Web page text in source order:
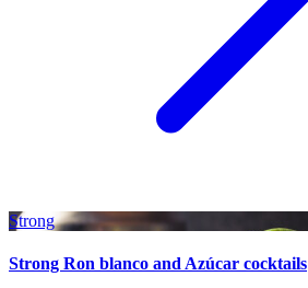
Strong
Strong Ron blanco and Azúcar cocktails